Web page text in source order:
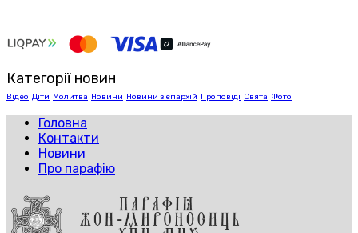
Категорії новин
Відео Діти Молитва Новини Новини з єпархій Проповіді Свята Фото
Головна
Контакти
Новини
Про парафію